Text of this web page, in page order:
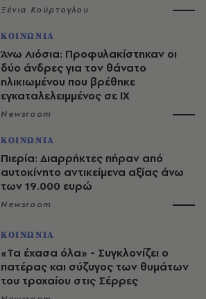
Ξένια Κούρτογλου
ΚΟΙΝΩΝΙΑ
Άνω Λιόσια: Προφυλακίστηκαν οι
δύο άνδρες για τον θάνατο
ηλικιωμένου που βρέθηκε
εγκαταλελειμμένος σε ΙΧ
Newsroom
ΚΟΙΝΩΝΙΑ
Πιερία: Διαρρήκτες πήραν από
αυτοκίνητο αντικείμενα αξίας άνω
των 19.000 ευρώ
Newsroom
ΚΟΙΝΩΝΙΑ
«Τα έχασα όλα» - Συγκλονίζει ο
πατέρας και σύζυγος των θυμάτων
του τροχαίου στις Σέρρες